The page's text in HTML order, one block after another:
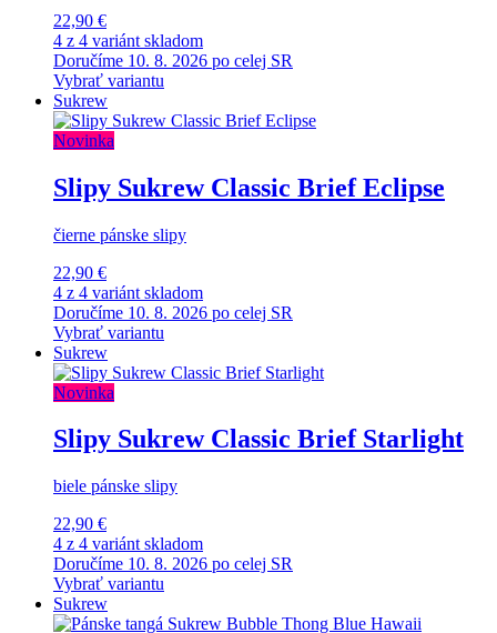
22,90 €
4 z 4 variánt skladom
Doručíme 10. 8. 2026 po celej SR
Vybrať variantu
Sukrew
Novinka
Slipy Sukrew Classic Brief Eclipse
čierne pánske slipy
22,90 €
4 z 4 variánt skladom
Doručíme 10. 8. 2026 po celej SR
Vybrať variantu
Sukrew
Novinka
Slipy Sukrew Classic Brief Starlight
biele pánske slipy
22,90 €
4 z 4 variánt skladom
Doručíme 10. 8. 2026 po celej SR
Vybrať variantu
Sukrew